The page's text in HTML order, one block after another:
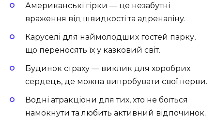
Американські гірки — це незабутні
враження від швидкості та адреналіну.
Каруселі для наймолодших гостей парку,
що переносять їх у казковий світ.
Будинок страху — виклик для хоробрих
сердець, де можна випробувати свої нерви.
Водні атракціони для тих, хто не боїться
намокнути та любить активний відпочинок.